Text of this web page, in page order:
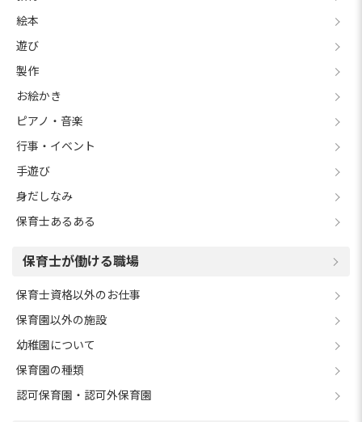
絵本
遊び
製作
お絵かき
ピアノ・音楽
行事・イベント
手遊び
身だしなみ
保育士あるある
保育士が働ける職場
保育士資格以外のお仕事
保育園以外の施設
幼稚園について
保育園の種類
認可保育園・認可外保育園